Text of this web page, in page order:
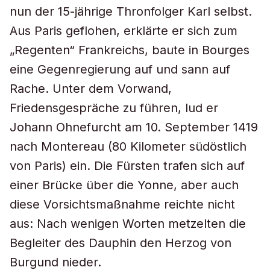
nun der 15-jährige Thronfolger Karl selbst.
Aus Paris geflohen, erklärte er sich zum
„Regenten“ Frankreichs, baute in Bourges
eine Gegenregierung auf und sann auf
Rache. Unter dem Vorwand,
Friedensgespräche zu führen, lud er
Johann Ohnefurcht am 10. September 1419
nach Montereau (80 Kilometer südöstlich
von Paris) ein. Die Fürsten trafen sich auf
einer Brücke über die Yonne, aber auch
diese Vorsichtsmaßnahme reichte nicht
aus: Nach wenigen Worten metzelten die
Begleiter des Dauphin den Herzog von
Burgund nieder.